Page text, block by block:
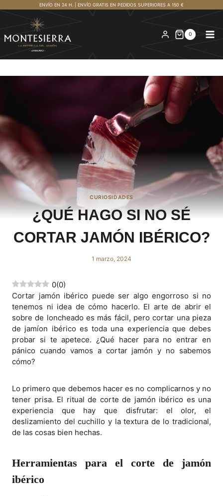
contenido
ENVÍO EN 24 H. | ENVÍO GRATIS EN PEDIDOS SUPERIORES A 150 €
0
CURIOSIDADES
¿QUÉ HAGO SI NO SÉ
CORTAR JAMÓN IBÉRICO?
1 marzo, 2024
0(0)
Cortar jamón ibérico puede ser algo engorroso si no
tenemos ni idea de cómo hacerlo. El arte de abrir el
sobre de loncheado es más fácil, pero cortar una pieza
de jamíon ibérico es toda una experiencia que debes
probar si te apetece. ¿Qué hacer para no entrar en
pánico cuando vamos a cortar jamón y no sabemos
cómo?
Lo primero que debemos hacer es no complicarnos y no
tener prisa. El ritual de corte de jamón ibérico es una
experiencia que hay que disfrutar: el olor, el
deslizamiento del cuchillo y la textura de lo tradicional,
de las cosas bien hechas.
Herramientas para el corte de jamón
ibérico